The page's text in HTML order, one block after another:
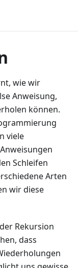
wie wir
Anweisung,
können.
viele
Schleifen
Arten
wir diese
Rekursion
dass